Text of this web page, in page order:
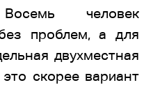
Восемь человек
проблем, а для
двухместная
скорее вариант